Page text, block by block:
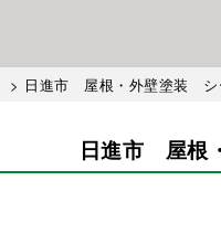
> 日進市 屋根・外壁塗装 シ
日進市 屋根